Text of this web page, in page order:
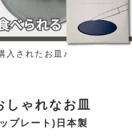
入されたお皿♪
しゃれなお皿
プレート)日本製